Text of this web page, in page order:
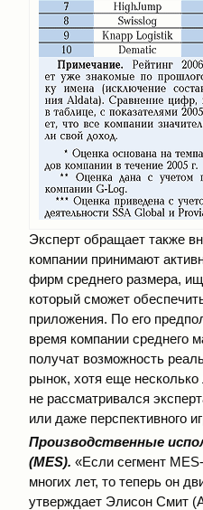
Эксперт обращает также
компании принимают
фирм среднего размера,
который сможет
приложения. По его
время компании среднего
получат возможность
рынок, хотя еще
не рассматривался
или даже перспективного
Производственные
(MES). «Если сегмент
многих лет, то теперь он
утверждает Элисон Смит